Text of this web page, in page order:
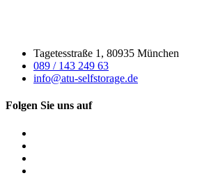
Tagetesstraße 1, 80935 München
089 / 143 249 63
info@atu-selfstorage.de
Folgen Sie uns auf